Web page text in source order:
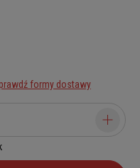
formy dostawy